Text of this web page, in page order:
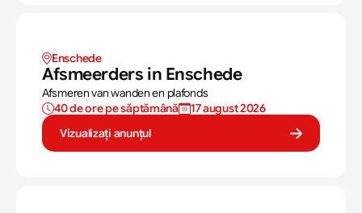
Enschede
Afsmeerders in Enschede
Afsmeren van wanden en plafonds
40 de ore pe săptămână
17 august 2026
Vizualizați anunțul